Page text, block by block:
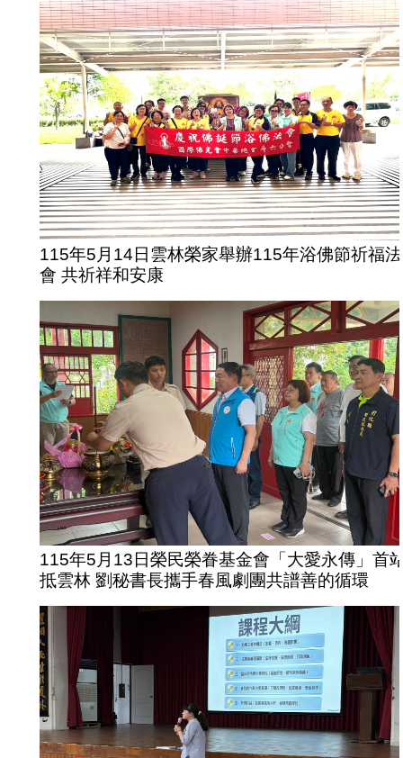
115年5月14日雲林榮家舉辦115年浴佛節祈福法
會 共祈祥和安康
115年5月13日榮民榮眷基金會「大愛永傳」首
抵雲林 劉秘書長攜手春風劇團共譜善的循環